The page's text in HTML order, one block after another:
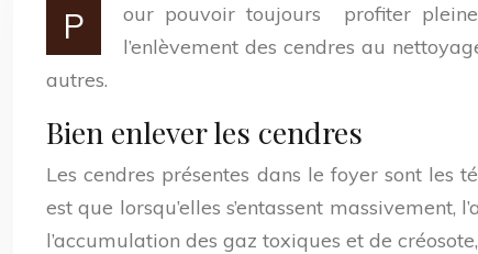
P
our pouvoir toujours profiter
l’enlèvement des cendres au
autres.
Bien enlever les cendres
Les cendres présentes dans le foyer sont les
est que lorsqu’elles s’entassent
l’accumulation des gaz toxiques et de